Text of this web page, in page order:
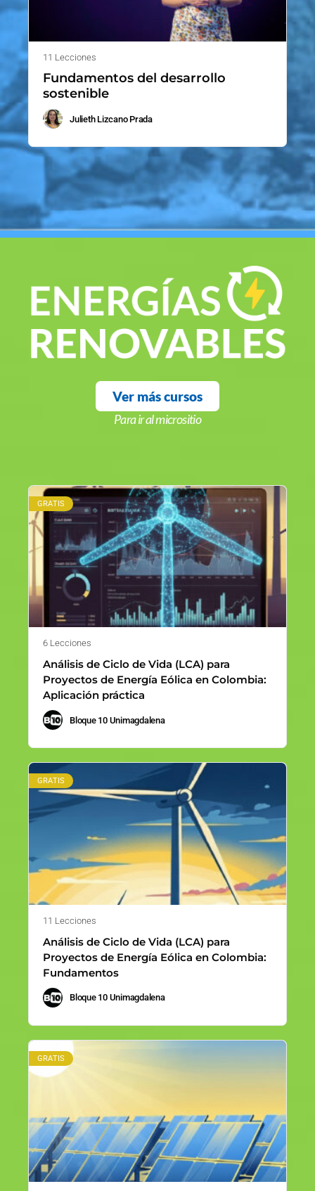
11 Lecciones
Fundamentos del desarrollo
sostenible
Julieth Lizcano Prada
Ver más cursos
Para ir al micrositio
GRATIS
6 Lecciones
Análisis de Ciclo de Vida (LCA) para
Proyectos de Energía Eólica en Colombia:
Aplicación práctica
Bloque 10 Unimagdalena
GRATIS
11 Lecciones
Análisis de Ciclo de Vida (LCA) para
Proyectos de Energía Eólica en Colombia:
Fundamentos
Bloque 10 Unimagdalena
GRATIS